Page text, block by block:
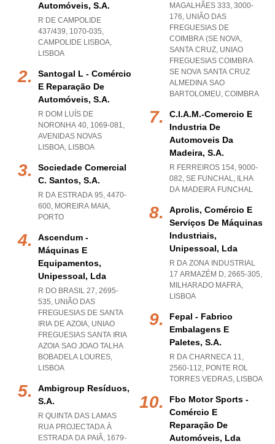
Automóveis, S.a.
R DE CAMPOLIDE
437/439, 1070-035,
CAMPOLIDE LISBOA,
LISBOA
Santogal L - Comércio
E Reparação De
Automóveis, S.a.
R DOM LUÍS DE
NORONHA 40, 1069-081,
AVENIDAS NOVAS
LISBOA, LISBOA
Sociedade Comercial
C. Santos, S.a.
R DA ESTRADA 95, 4470-
600, MOREIRA MAIA,
PORTO
Ascendum -
Máquinas E
Equipamentos,
Unipessoal, Lda
R DO BRASIL 27, 2695-
535, UNIÃO DAS
FREGUESIAS DE SANTA
IRIA DE AZOIA, UNIAO
FREGUESIAS SANTA IRIA
AZOIA SAO JOAO TALHA
BOBADELA LOURES,
LISBOA
Ambigroup Resíduos,
S.a.
R QUINTA DAS LAMAS
RUA PROJECTADA À
ESTRADA DA PAIÃ, 1679-
MAGALHÃES 333, 3000-
176, UNIÃO DAS
FREGUESIAS DE
COIMBRA (SE NOVA,
SANTA CRUZ, UNIAO
FREGUESIAS COIMBRA
SE NOVA SANTA CRUZ
ALMEDINA SAO
BARTOLOMEU, COIMBRA
C.i.a.m.-Comercio E
Industria De
Automoveis Da
Madeira, S.a.
R FERREIROS 154, 9000-
082, SE FUNCHAL, ILHA
DA MADEIRA FUNCHAL
Aprolis, Comércio E
Serviços De Máquinas
Industriais,
Unipessoal, Lda
R DA ZONA INDUSTRIAL
17 ARMAZÉM D, 2665-305,
MILHARADO MAFRA,
LISBOA
Fepal - Fabrico
Embalagens E
Paletes, S.a.
R DA CHARNECA 11,
2560-112, PONTE ROL
TORRES VEDRAS, LISBOA
Fbo Motor Sports -
Comércio E
Reparação De
Automóveis, Lda